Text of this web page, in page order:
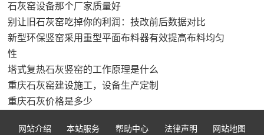
石灰窑设备那个厂家质量好
别让旧石灰窑吃掉你的利润：技改前后数据对比
新型环保竖窑采用重型平面布料器有效提高布料均匀
性
塔式复热石灰竖窑的工作原理是什么
重庆石灰窑建设施工，设备生产定制
重庆石灰价格是多少
网站介绍 本站服务 帮助中心 法律声明 网站地图